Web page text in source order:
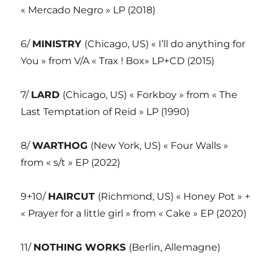
« Mercado Negro » LP (2018)
6/ MINISTRY (Chicago, US) « I’ll do anything for
You » from V/A « Trax ! Box» LP+CD (2015)
7/ LARD (Chicago, US) « Forkboy » from « The
Last Temptation of Reid » LP (1990)
8/WARTHOG (New York, US) « Four Walls »
from « s/t » EP (2022)
9+10/ HAIRCUT (Richmond, US) « Honey Pot » +
« Prayer for a little girl » from « Cake » EP (2020)
11/ NOTHING WORKS (Berlin, Allemagne)